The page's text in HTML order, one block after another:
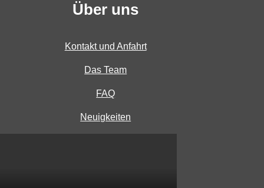
Über uns
Kontakt und Anfahrt
Das Team
FAQ
Neuigkeiten